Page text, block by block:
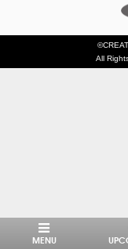
All
MENU